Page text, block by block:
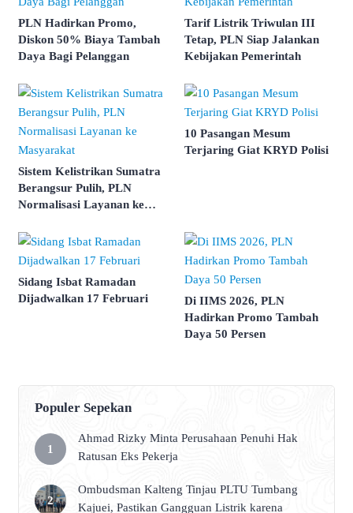
PLN Hadirkan Promo,
Diskon 50% Biaya Tambah
Daya Bagi Pelanggan
Tarif Listrik Triwulan III
Tetap, PLN Siap Jalankan
Kebijakan Pemerintah
Sistem Kelistrikan Sumatra
Berangsur Pulih, PLN
Normalisasi Layanan ke
10 Pasangan Mesum
Terjaring Giat KRYD Polisi
Sidang Isbat Ramadan
Dijadwalkan 17 Februari
Di IIMS 2026, PLN
Hadirkan Promo Tambah
Daya 50 Persen
Populer Sepekan
Ahmad Rizky Minta Perusahaan Penuhi Hak
Ratusan Eks Pekerja
Ombudsman Kalteng Tinjau PLTU Tumbang
Kajuei, Pastikan Gangguan Listrik karena